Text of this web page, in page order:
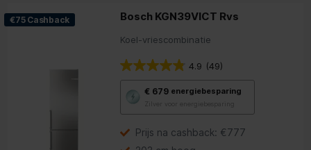
€75 Cashback Bosch KGN39VICT Rvs
Koel-vriescombinatie
4.9 (49)
€ 679 energiebesparing
Zilver voor energiebesparing
Youreko’s
Prijs na cashback: €777